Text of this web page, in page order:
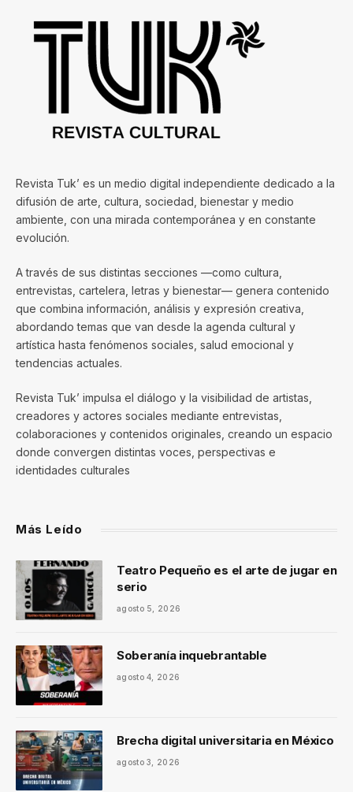
Revista Tuk’ es un medio digital independiente dedicado a la
difusión de arte, cultura, sociedad, bienestar y medio
ambiente, con una mirada contemporánea y en constante
evolución.
A través de sus distintas secciones —como cultura,
entrevistas, cartelera, letras y bienestar— genera contenido
que combina información, análisis y expresión creativa,
abordando temas que van desde la agenda cultural y
artística hasta fenómenos sociales, salud emocional y
tendencias actuales.
Revista Tuk’ impulsa el diálogo y la visibilidad de artistas,
creadores y actores sociales mediante entrevistas,
colaboraciones y contenidos originales, creando un espacio
donde convergen distintas voces, perspectivas e
identidades culturales
Más Leído
Teatro Pequeño es el arte de jugar en
serio
agosto 5, 2026
Soberanía inquebrantable
agosto 4, 2026
Brecha digital universitaria en México
agosto 3, 2026